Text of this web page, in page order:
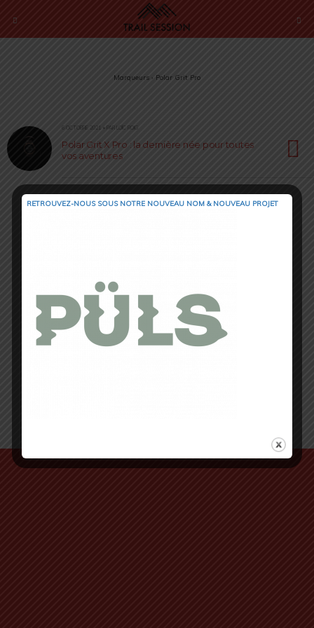
Marqueurs › Polar Grit Pro
6 OCTOBRE 2021 • PAR LOÏC ROIG
Polar Grit X Pro : la dernière née pour toutes
vos aventures
RETROUVEZ-NOUS SOUS NOTRE NOUVEAU NOM & NOUVEAU PROJET